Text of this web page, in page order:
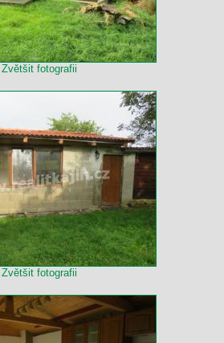
Zvětšit fotografii
Zvětšit fotografii